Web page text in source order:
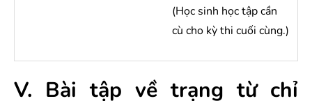
(Học sinh học tập cần
cù cho kỳ thi cuối cùng.)
V. Bài tập về trạng từ chỉ